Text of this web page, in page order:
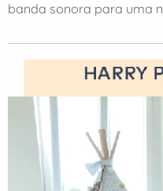
banda sonora para uma